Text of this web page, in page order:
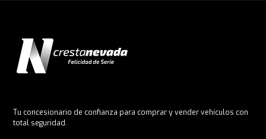
Tu concesionario de confianza para comprar y vender vehículos con
total seguridad.